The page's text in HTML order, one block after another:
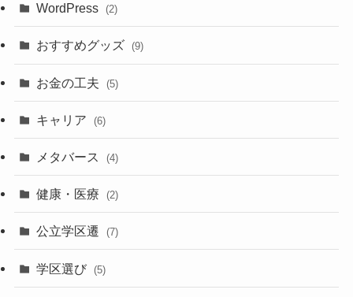
WordPress (2)
おすすめグッズ (9)
お金の工夫 (5)
キャリア (6)
メタバース (4)
健康・医療 (2)
公立学区遷 (7)
学区選び (5)